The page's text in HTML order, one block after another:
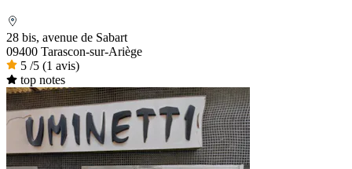
28 bis, avenue de Sabart
09400 Tarascon-sur-Ariège
5 /5 (1 avis)
top notes